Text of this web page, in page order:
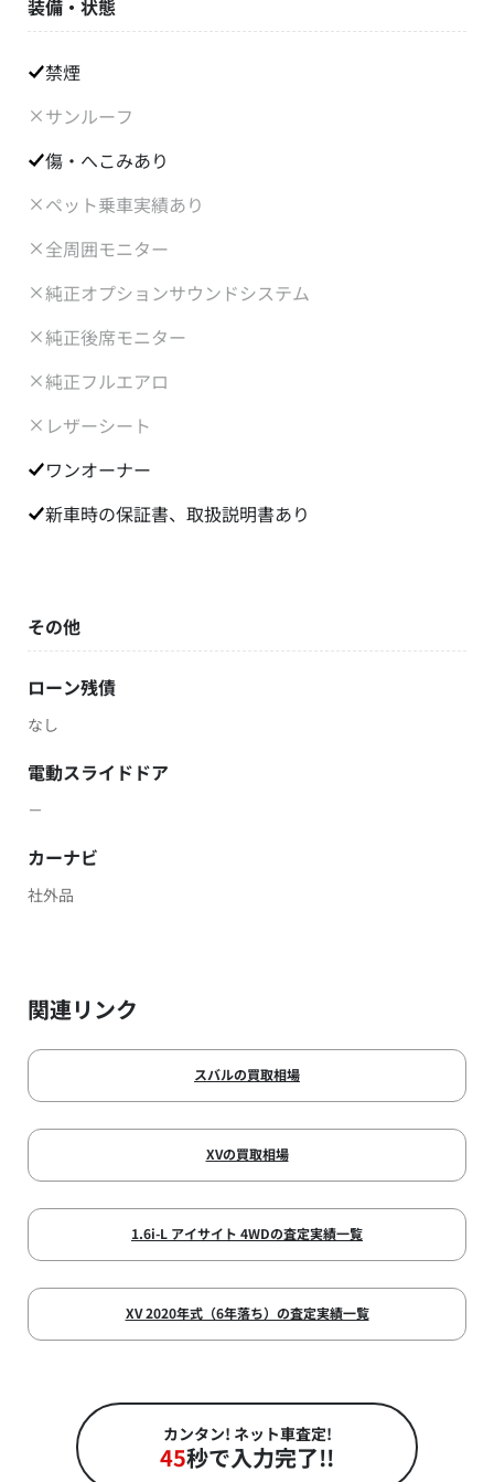
装備・状態
禁煙
サンルーフ
傷・へこみあり
ペット乗車実績あり
全周囲モニター
純正オプションサウンドシステム
純正後席モニター
純正フルエアロ
レザーシート
ワンオーナー
新車時の保証書、取扱説明書あり
その他
ローン残債
なし
電動スライドドア
－
カーナビ
社外品
関連リンク
スバルの買取相場
XVの買取相場
1.6i-L アイサイト 4WDの査定実績一覧
XV 2020年式（6年落ち）の査定実績一覧
カンタン! ネット車査定!
45秒で入力完了!!